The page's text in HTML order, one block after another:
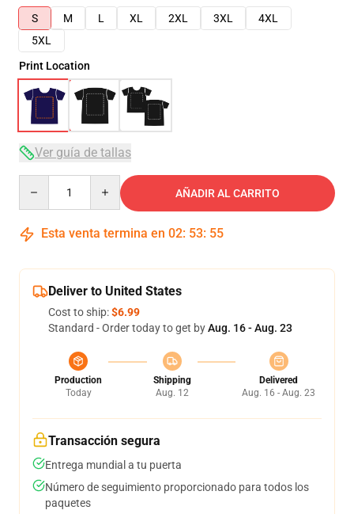
S
M L XL 2XL 3XL
4XL
5XL
Print Location
Ver guía de tallas
AÑADIR AL CARRITO
Esta venta termina en 02: 53: 54
Deliver to United States
Cost to ship:$6.99
Standard - Order today to get byAug. 16 - Aug. 23
Production
Today
Shipping
Aug. 12
Delivered
Aug. 16 - Aug. 23
Transacción segura
Entrega mundial a tu puerta
Número de seguimiento proporcionado para todos los
paquetes